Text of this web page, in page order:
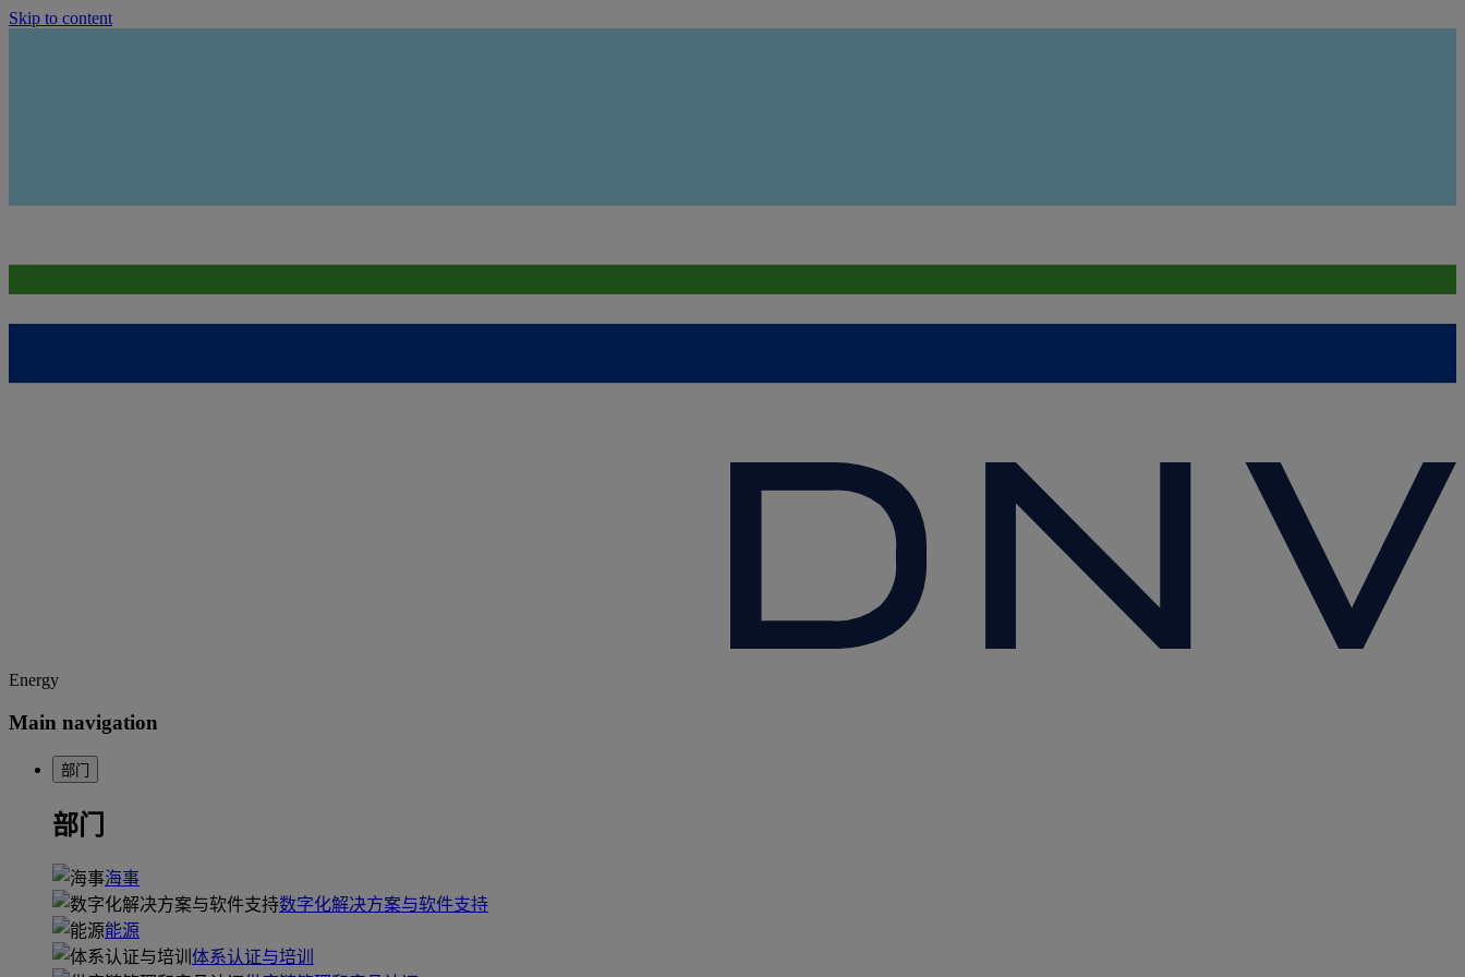
Skip to content
Energy
Main navigation
部门
部门
海事
数字化解决方案与软件支持
能源
体系认证与培训